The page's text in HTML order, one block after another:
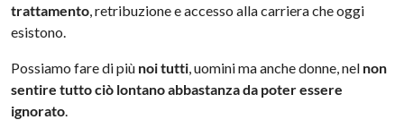
trattamento , retribuzione e accesso alla carriera che oggi
esistono.
Possiamo fare di più noi tutti , uomini ma anche donne, nel non
sentire tutto ciò lontano abbastanza da poter essere
ignorato